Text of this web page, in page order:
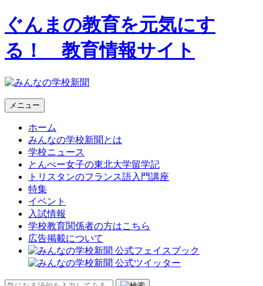
ぐんまの教育を元気にす
る！ 教育情報サイト
メニュー
ホーム
みんなの学校新聞とは
学校ニュース
とんぺー女子の東北大学留学記
トリスタンのフランス語入門講座
特集
イベント
入試情報
学校教育関係者の方はこちら
広告掲載について